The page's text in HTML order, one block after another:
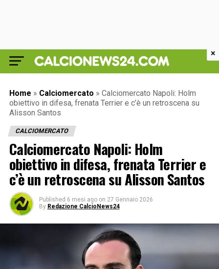
Home » Calciomercato » Calciomercato Napoli: Holm
obiettivo in difesa, frenata Terrier e c’è un retroscena su
Alisson Santos
CALCIOMERCATO
Calciomercato Napoli: Holm
obiettivo in difesa, frenata Terrier e
c’è un retroscena su Alisson Santos
Published 6 mesi ago on 27 Gennaio 2026
By Redazione CalcioNews24
×